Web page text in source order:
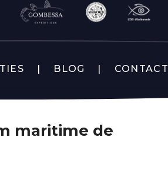
BLOG CONTACT
maritime de